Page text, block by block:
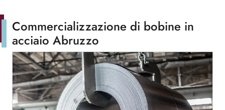
Commercializzazione di bobine in
acciaio Abruzzo